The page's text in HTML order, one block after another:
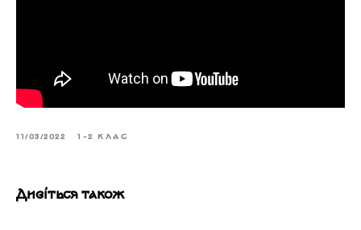
11/03/2022 1-2 КЛАС
Дивіться також